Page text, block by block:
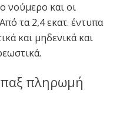
νούμερο και οι
τα 2,4 εκατ. έντυπα
και μηδενικά και
πληρωμή